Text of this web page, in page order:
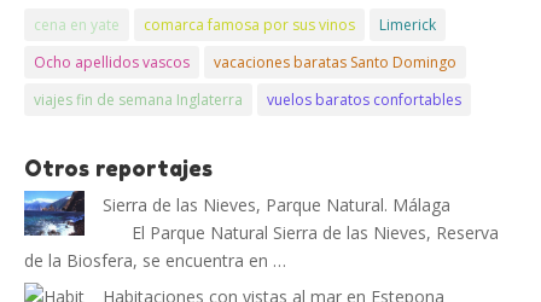
cena en yate comarca famosa por sus vinos
Limerick
Ocho apellidos vascos
vacaciones baratas Santo Domingo
viajes fin de semana Inglaterra
vuelos baratos confortables
Otros reportajes
Sierra de las Nieves, Parque Natural. Málaga
El Parque Natural Sierra de las Nieves, Reserva
de la Biosfera, se encuentra en …
Habitaciones con vistas al mar en Estepona